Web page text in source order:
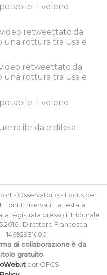
il veleno
video retweettato da
una rottura tra Usa e
retweettato da
una rottura tra Usa e
il veleno
ibrida e difesa
- Osservatorio - Focus per
i diritti riservati. La testata
registrata presso il Tribunale
. Direttore Francesca
14692931000
di collaborazione è da
gratuito
per OFCS